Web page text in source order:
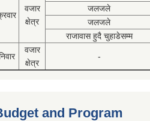
वजार
क्षेत्र
जलजले
जलजले
राजावास हुदै चुहाडेसम्म
वजार
क्षेत्र
-
and Program